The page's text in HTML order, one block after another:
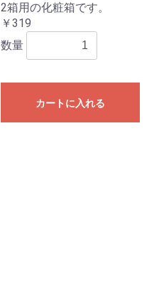
2箱用の化粧箱です。
￥319
数量
カートに入れる